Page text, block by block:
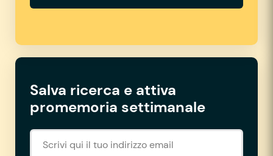
Salva ricerca e attiva
promemoria settimanale